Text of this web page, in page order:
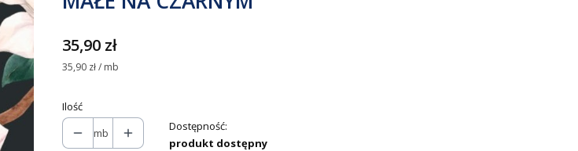
Cena
35,90 zł
35,90 zł / mb
Ilość
mb
Dostępność:
produkt dostępny